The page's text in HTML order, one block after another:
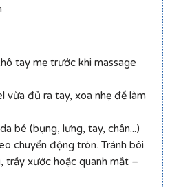
tay mẹ trước khi massage
vừa đủ ra tay, xoa nhẹ để làm
bé (bụng, lưng, tay, chân...)
chuyển động tròn. Tránh bôi
trầy xước hoặc quanh mắt –